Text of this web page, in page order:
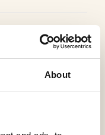
About